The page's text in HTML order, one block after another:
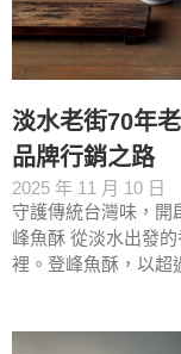
淡水老街70年
品牌行銷之路
2025 年 11 月 10 日
守護傳統台灣味，開
峰魚酥 從淡水出發
裡。登峰魚酥，以超